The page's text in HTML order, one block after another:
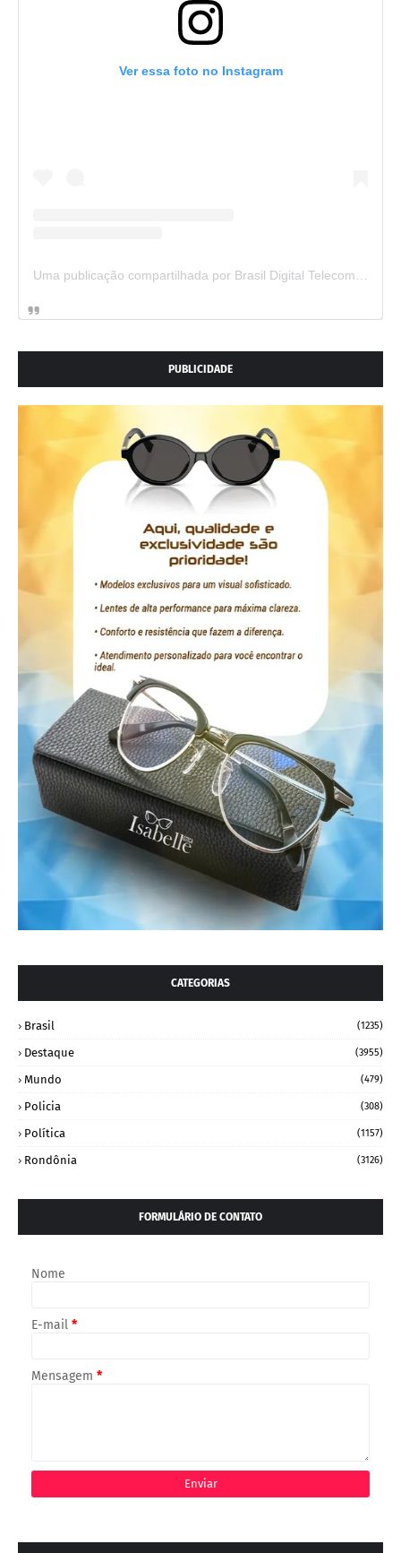
Ver essa foto no Instagram
PUBLICIDADE
CATEGORIAS
Brasil (1235)
Destaque (3955)
Mundo (479)
Policia (308)
Política (1157)
Rondônia (3126)
FORMULÁRIO DE CONTATO
Nome
E-mail *
Mensagem *